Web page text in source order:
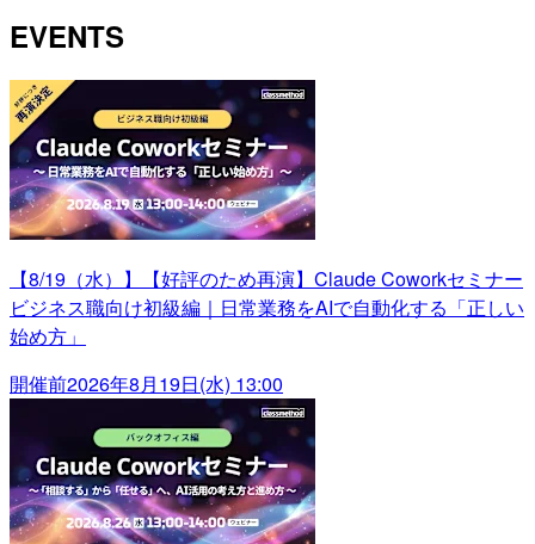
EVENTS
【8/19（水）】【好評のため再演】Claude Coworkセミナー
ビジネス職向け初級編｜日常業務をAIで自動化する「正しい
始め方」
開催前2026年8月19日(水) 13:00